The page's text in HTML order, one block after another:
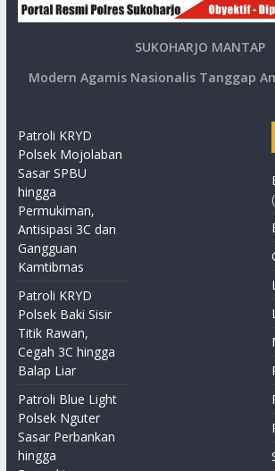
SUKOHARJO MANTAP
Modern Agamis Nasionalis Tanggap
Patroli KRYD
Polsek Mojolaban
Sasar SPBU
hingga
Permukiman,
Antisipasi 3C dan
Gangguan
Kamtibmas
Patroli KRYD
Polsek Baki Sisir
Titik Rawan,
Cegah 3C hingga
Balap Liar
Patroli Blue Light
Polsek Nguter
Sasar Perbankan
hingga